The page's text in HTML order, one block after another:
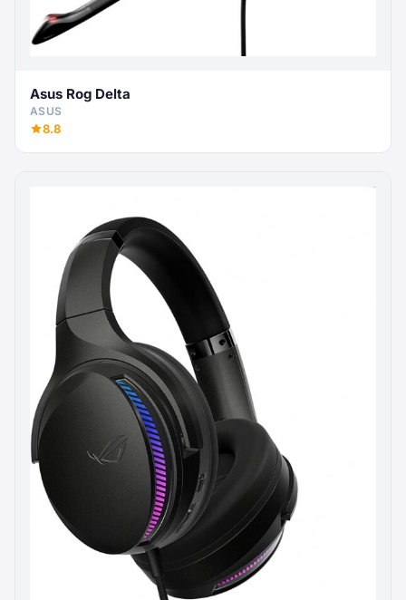
Asus Rog Delta
ASUS
8.8